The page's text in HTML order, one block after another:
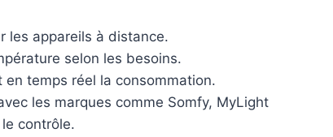
les appareils à distance.
selon les besoins.
en temps réel la consommation.
les marques comme Somfy, MyLight
contrôle.